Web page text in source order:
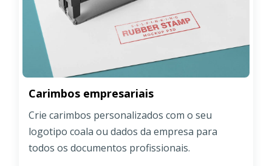
Carimbos empresariais
Crie carimbos personalizados com o seu
logotipo coala ou dados da empresa para
todos os documentos profissionais.